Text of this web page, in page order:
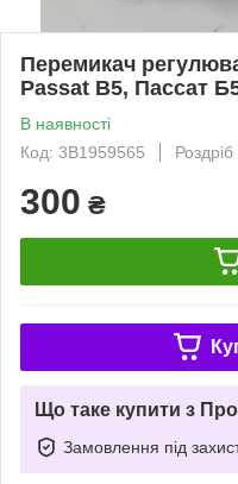
Перемикач
Passat B5, Пассат
В наявності
Код: 3B1959565
Роздріб
300 ₴
Що таке купити з
Замовлення під